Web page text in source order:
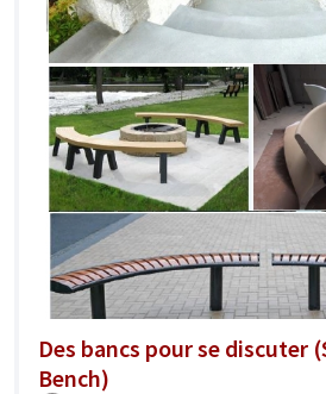
Des bancs pour se discuter
Bench)